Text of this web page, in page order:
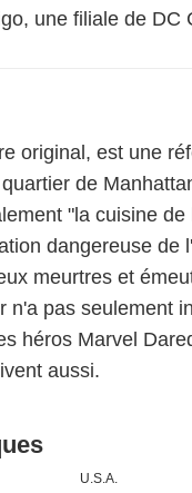
une filiale de DC
original, est une
de
"la cuisine de
dangereuse de
meurtres et
n'a pas seulement
héros Marvel
aussi.
U.S.A.